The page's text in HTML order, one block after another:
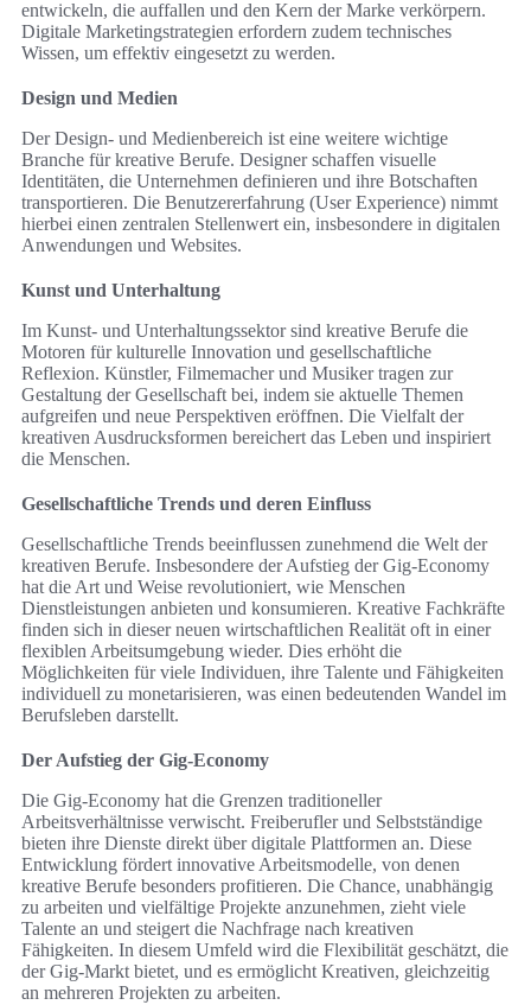
entwickeln, die auffallen und den Kern der Marke verkörpern.
Digitale Marketingstrategien erfordern zudem technisches
Wissen, um effektiv eingesetzt zu werden.
Design und Medien
Der Design- und Medienbereich ist eine weitere wichtige
Branche für kreative Berufe. Designer schaffen visuelle
Identitäten, die Unternehmen definieren und ihre Botschaften
transportieren. Die Benutzererfahrung (User Experience) nimmt
hierbei einen zentralen Stellenwert ein, insbesondere in digitalen
Anwendungen und Websites.
Kunst und Unterhaltung
Im Kunst- und Unterhaltungssektor sind kreative Berufe die
Motoren für kulturelle Innovation und gesellschaftliche
Reflexion. Künstler, Filmemacher und Musiker tragen zur
Gestaltung der Gesellschaft bei, indem sie aktuelle Themen
aufgreifen und neue Perspektiven eröffnen. Die Vielfalt der
kreativen Ausdrucksformen bereichert das Leben und inspiriert
die Menschen.
Gesellschaftliche Trends und deren Einfluss
Gesellschaftliche Trends beeinflussen zunehmend die Welt der
kreativen Berufe. Insbesondere der Aufstieg der Gig-Economy
hat die Art und Weise revolutioniert, wie Menschen
Dienstleistungen anbieten und konsumieren. Kreative Fachkräfte
finden sich in dieser neuen wirtschaftlichen Realität oft in einer
flexiblen Arbeitsumgebung wieder. Dies erhöht die
Möglichkeiten für viele Individuen, ihre Talente und Fähigkeiten
individuell zu monetarisieren, was einen bedeutenden Wandel im
Berufsleben darstellt.
Der Aufstieg der Gig-Economy
Die Gig-Economy hat die Grenzen traditioneller
Arbeitsverhältnisse verwischt. Freiberufler und Selbstständige
bieten ihre Dienste direkt über digitale Plattformen an. Diese
Entwicklung fördert innovative Arbeitsmodelle, von denen
kreative Berufe besonders profitieren. Die Chance, unabhängig
zu arbeiten und vielfältige Projekte anzunehmen, zieht viele
Talente an und steigert die Nachfrage nach kreativen
Fähigkeiten. In diesem Umfeld wird die Flexibilität geschätzt, die
der Gig-Markt bietet, und es ermöglicht Kreativen, gleichzeitig
an mehreren Projekten zu arbeiten.